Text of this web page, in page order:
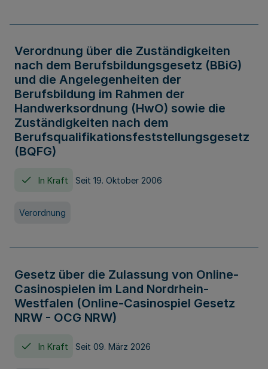
Verordnung über die Zuständigkeiten
nach dem Berufsbildungsgesetz (BBiG)
und die Angelegenheiten der
Berufsbildung im Rahmen der
Handwerksordnung (HwO) sowie die
Zuständigkeiten nach dem
Berufsqualifikationsfeststellungsgesetz
(BQFG)
In Kraft Seit 19. Oktober 2006
Verordnung
Gesetz über die Zulassung von Online-
Casinospielen im Land Nordrhein-
Westfalen (Online-Casinospiel Gesetz
NRW - OCG NRW)
In Kraft Seit 09. März 2026